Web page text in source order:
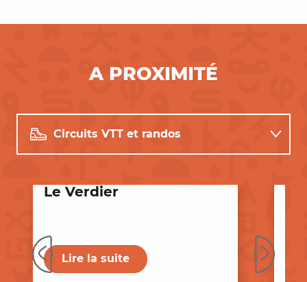
A PROXIMITÉ
Circuits VTT et randos
Le Verdier
Lire la suite